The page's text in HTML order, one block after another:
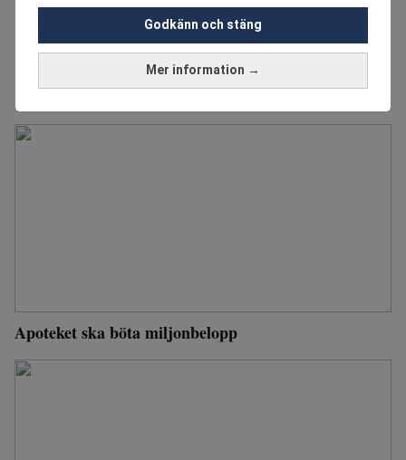
Mer information →
Godkänn och stäng
Apoteket ska böta miljonbelopp